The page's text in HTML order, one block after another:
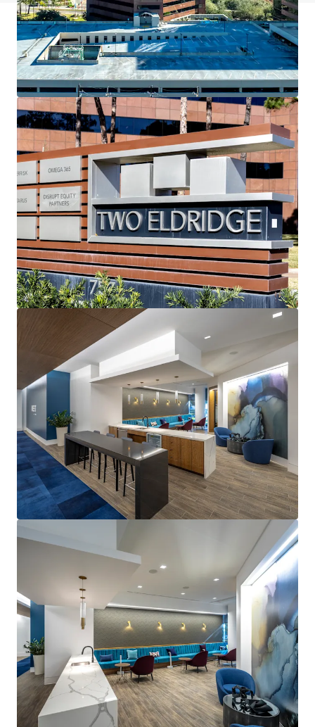
JLL 금융
JLL은 투자자와 협력하여 더 스마트한 자금 조달을 구성하고
포트폴리오 성과를 최적화합니다. 저희 팀에 문의하여 더 나
은 방법을 확인해 보세요.
더 알아보기
마지막 업데이트Aug 4, 2026